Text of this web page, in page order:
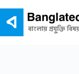
content